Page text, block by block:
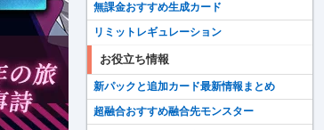
無課金おすすめ生成カード
リミットレギュレーション
お役立ち情報
新パックと追加カード最新情報まとめ
超融合おすすめ融合先モンスター